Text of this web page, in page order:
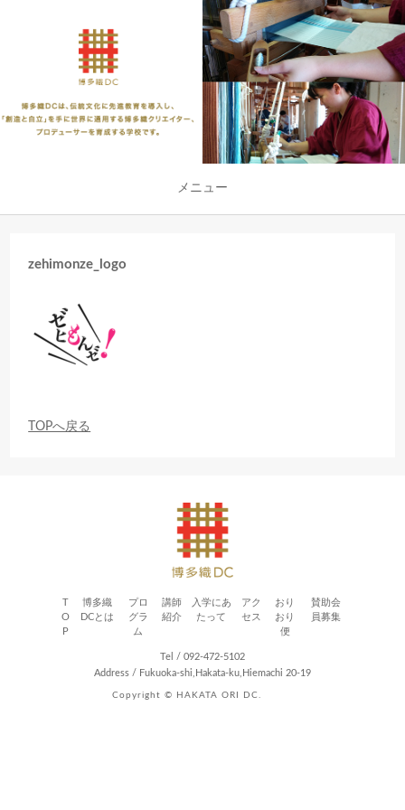
メニュー
Copyright © HAKATA ORI DC.
zehimonze_logo
TOPへ戻る
T
O
P
博多織
DCとは
プロ
グラ
ム
講師
紹介
入学にあ
たって
アク
セス
おり
おり
便
賛助会
員募集
Tel / 092-472-5102
Address / Fukuoka-shi,Hakata-ku,Hiemachi 20-19